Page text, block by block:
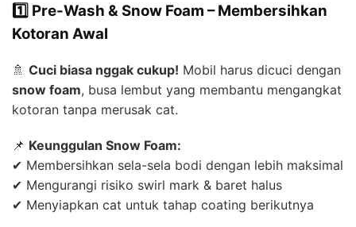
1️⃣ Pre-Wash & Snow Foam – Membersihkan
Kotoran Awal
🚿 Cuci biasa nggak cukup! Mobil harus dicuci dengan
snow foam, busa lembut yang membantu mengangkat
kotoran tanpa merusak cat.
📌 Keunggulan Snow Foam:
✔ Membersihkan sela-sela bodi dengan lebih maksimal
✔ Mengurangi risiko swirl mark & baret halus
✔ Menyiapkan cat untuk tahap coating berikutnya